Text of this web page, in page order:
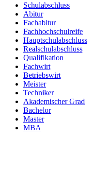
Schulabschluss
Abitur
Fachabitur
Fachhochschulreife
Hauptschulabschluss
Realschulabschluss
Qualifikation
Fachwirt
Betriebswirt
Meister
Techniker
Akademischer Grad
Bachelor
Master
MBA